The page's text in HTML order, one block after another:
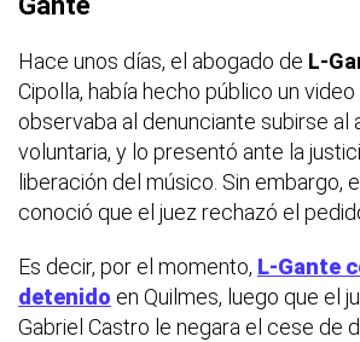
Hace unos días, el abogado de L-
Cipolla, había hecho público un
observaba al denunciante subirse al
voluntaria, y lo presentó ante la
liberación del músico. Sin embargo,
conoció que el juez rechazó el
Es decir, por el momento, L-Gante
detenido en Quilmes, luego que el
Gabriel Castro le negara el cese de